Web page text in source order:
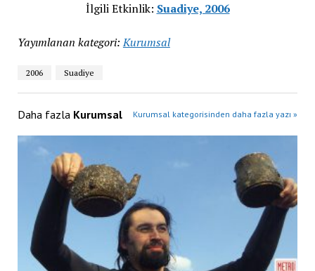
İlgili Etkinlik: Suadiye, 2006
Yayımlanan kategori: Kurumsal
2006 Suadiye
Daha fazla Kurumsal Kurumsal kategorisinden daha fazla yazı »